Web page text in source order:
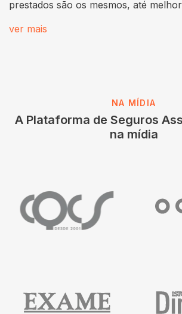
prestados são os mesmos, até
ver mais
NA MÍDIA
A Plataforma de Seguros
na mídia